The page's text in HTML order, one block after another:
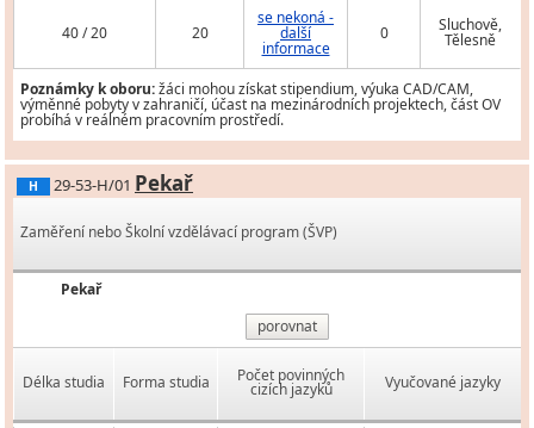
40 / 20 20
se nekoná -
další
informace
0 Sluchově,
Tělesně
Poznámky k oboru:žáci mohou získat stipendium, výuka CAD/CAM,
výměnné pobyty v zahraničí, účast na mezinárodních projektech, část OV
probíhá v reálném pracovním prostředí.
H 29-53-H/01 Pekař
Zaměření nebo Školní vzdělávací program (ŠVP)
Pekař
porovnat
Délka studia Forma studia Počet povinných
cizích jazyků Vyučované jazyky